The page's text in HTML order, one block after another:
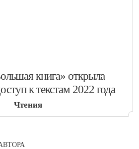
книга» открыла
к текстам 2022 года
Чтения